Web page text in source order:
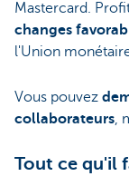
Mastercard.
changes
l'Union
Vous pouvez
collaborateurs,
Tout ce qu'il